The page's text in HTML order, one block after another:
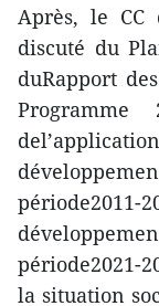
Après, le CC
discuté du
duRapport
période2021-
la situation